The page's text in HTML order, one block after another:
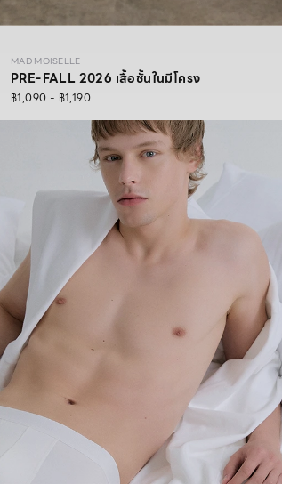
MAD MOISELLE
PRE-FALL 2026 เสื้อชั้นในมีโครง
฿1,090 - ฿1,190